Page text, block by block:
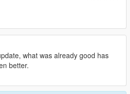
what was already good has
better.